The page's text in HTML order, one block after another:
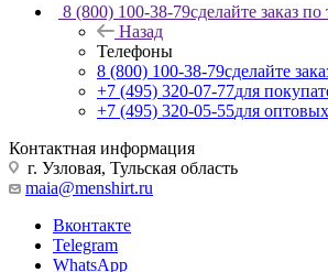
8 (800) 100-38-79сделайте заказ
Назад
Телефоны
8 (800) 100-38-79сделайте
+7 (495) 320-07-77для
+7 (495) 320-05-55для
Контактная информация
г. Узловая, Тульская область
maia@menshirt.ru
Вконтакте
Telegram
WhatsApp